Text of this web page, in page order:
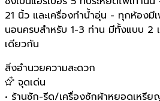
21 นิ้ว และเครื่องทำน้ำอุ่น - ทุกห้องมี
นอนครบสำหรับ 1-3 ท่าน มีทั้งแบบ 2
เดียวกัน
สิ่งอำนวยความสะดวก
จุดเด่น
• ร้านซัก-รีด/เครื่องซักผ้าหยอดเหรีย